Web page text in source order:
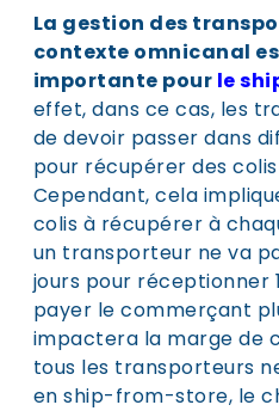
La gestion des
contexte omnicanal
importante pour le
effet, dans ce cas, les
de devoir passer dans
pour récupérer des
Cependant, cela
colis à récupérer à
un transporteur ne va
jours pour réceptionner
payer le commerçant
impactera la marge de
tous les transporteurs
en ship-from-store, le